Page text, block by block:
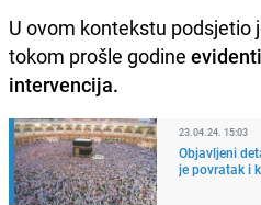
U ovom kontekstu podsjetio
tokom prošle godine
intervencija.
23.04.24. 15:03
Objavljeni
je povratak i